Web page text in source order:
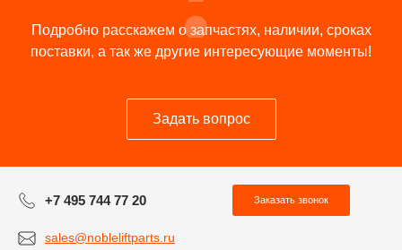
Подробно расскажем о запчастях, наличии, сроках
поставки, а так же другие интересующие моменты!
Задать вопрос
+7 495 744 77 20 Заказать звонок
sales@nobleliftparts.ru